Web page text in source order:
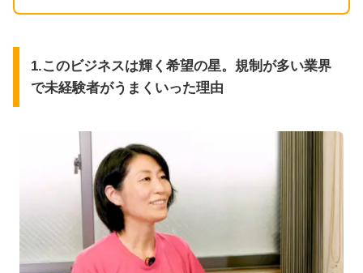
1.このビジネスは輝く希望の星。規制が多い業界
で未経験者がうまくいった理由